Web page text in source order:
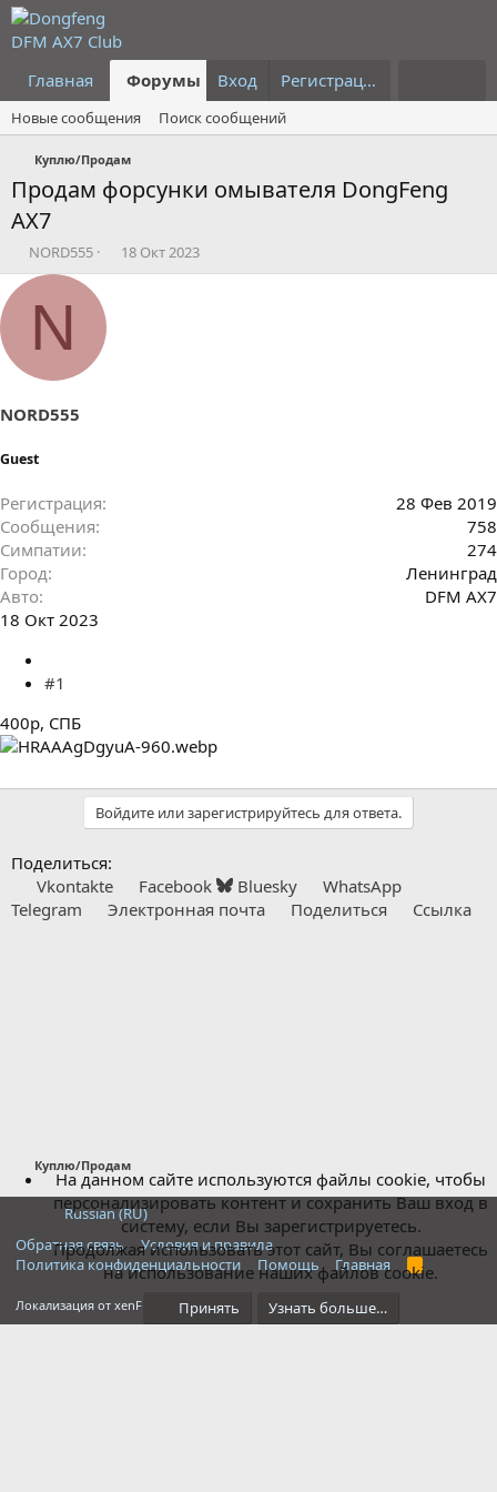
Главная Форумы Что нового?
Вход Регистрация
Новые сообщения Поиск сообщений
Куплю/Продам
Продам форсунки омывателя DongFeng
AX7
А
в
о
е
ы
NORD555
Д
а
18 Окт 2023
N
NORD555
Guest
Регистрация
28 Фев 2019
Сообщения
758
Симпатии
274
Город
Ленинград
Авто
DFM AX7
18 Окт 2023
#1
400р, СПБ
Войдите или зарегистрируйтесь для ответа.
Поделиться:
Vkontakte
Facebook Bluesky
WhatsApp
Telegram
Электронная почта Поделиться Ссылка
Куплю/Продам
Russian (RU)
Обратная связь
Условия и правила
Политика конфиденциальности
Помощь Главная
R
S
Локализация от xenForo.Info
На данном сайте используются файлы cookie, чтобы
персонализировать контент и сохранить Ваш вход в
систему, если Вы зарегистрируетесь.
Продолжая использовать этот сайт, Вы соглашаетесь
на использование наших файлов cookie.
Принять Узнать больше…